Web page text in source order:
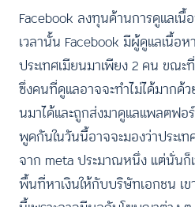
Facebook ลงทุนด้านการดูแลเนื้
เวลานั้น Facebook มีผู้ดูแลเนื้อ
ประเทศเมียนมาเพียง 2 คน ขณ
ซึ่งคนที่ดูแลอาจจะทำไม่ได้มากด้
นมาได้และถูกส่งมาดูแลแพลตฟอ
พูดกันในวันนี้อาจจะมองว่าประเท
จาก meta ประมาณหนึ่ง แต่นั่นก็
พื้นที่หาเงินให้กับบริษัทเอกชน เ
ปกติ
ปรับสีสำหรับตาบอดสี
ปิด Protan
คอนทราสต์สูง